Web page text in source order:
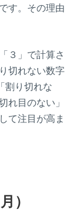
す。その理由
３」で計算さ
切れない数字
割り切れな
れ目のない」
て注目が高ま
）